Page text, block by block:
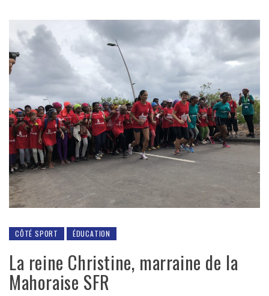
CÔTÉ SPORT ÉDUCATION
La reine Christine, marraine de la
Mahoraise SFR